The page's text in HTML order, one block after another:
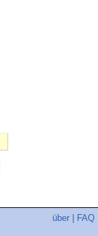
über FAQ